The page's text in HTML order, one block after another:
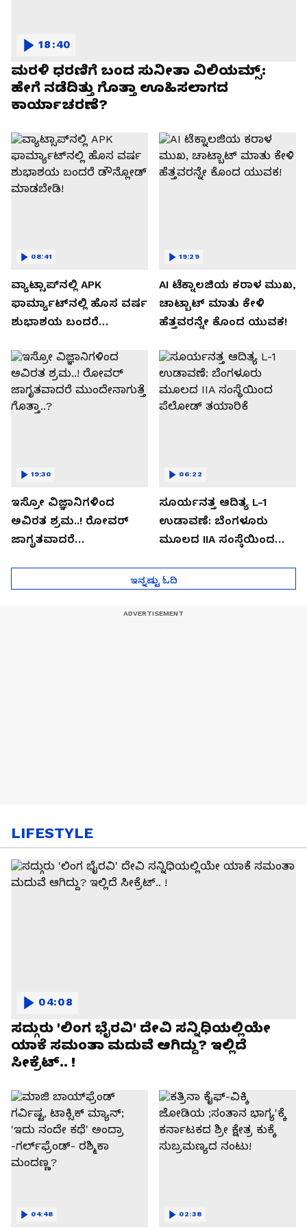
ಮರಳಿ ಧರಣಿಗೆ ಬಂದ ಸುನೀತಾ ವಿಲಿಯಮ್ಸ್:
ಹೇಗೆ ನಡೆದಿತ್ತು ಗೊತ್ತಾ ಊಹಿಸಲಾಗದ
ಕಾರ್ಯಾಚರಣೆ?
18:40
ವ್ಯಾಟ್ಸಾಪ್‌ನಲ್ಲಿ APK
ಫಾರ್ಮ್ಯಾಟ್‌ನಲ್ಲಿ ಹೊಸ ವರ್ಷ
ಶುಭಾಶಯ ಬಂದರೆ
08:41
AI ಟೆಕ್ನಾಲಜಿಯ ಕರಾಳ ಮುಖ,
ಚಾಟ್ಬಾಟ್ ಮಾತು ಕೇಳಿ
ಹೆತ್ತವರನ್ನೇ ಕೊಂದ ಯುವಕ!
19:29
ಇಸ್ರೋ ವಿಜ್ಞಾನಿಗಳಿಂದ
ಅವಿರತ ಶ್ರಮ..! ರೋವರ್
ಜಾಗೃತವಾದರೆ
19:30
ಸೂರ್ಯನತ್ತ ಆದಿತ್ಯ L-1
ಉಡಾವಣೆ: ಬೆಂಗಳೂರು
ಮೂಲದ IIA ಸಂಸ್ಥೆಯಿಂದ
06:22
ಇನ್ನಷ್ಟು ಓದಿ
LIFESTYLE
ಸದ್ಗುರು 'ಲಿಂಗ ಭೈರವಿ' ದೇವಿ ಸನ್ನಿಧಿಯಲ್ಲಿಯೇ
ಯಾಕೆ ಸಮಂತಾ ಮದುವೆ ಆಗಿದ್ದು? ಇಲ್ಲಿದೆ
ಸೀಕ್ರೆಟ್.. !
04:08
04:48 02:38